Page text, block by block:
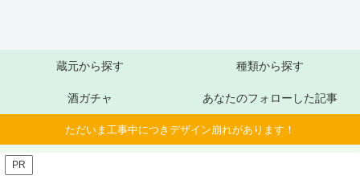
蔵元から探す 種類から探す
酒ガチャ あなたのフォローした記事
ただいま工事中につきデザイン崩れがあります！
PR